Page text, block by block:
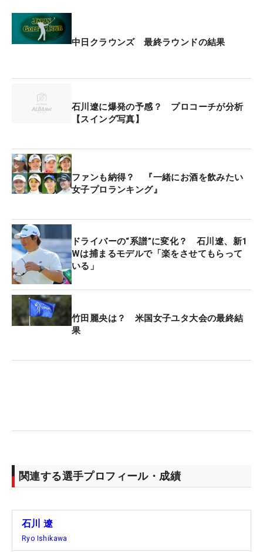
中日クラウンズ 最終ラウンドの結果
石川遼に爆発の予感？ プロコーチが分析
【スイング写真】
ファンも納得？ 『一緒にお酒を飲みたい
女子プロランキング』
ドライバーの“系譜”に変化？ 石川遼、新1
Wは捕まるモデルで「楽をさせてもらって
いる」
竹田麗央は？ 米国女子ユタ大会の最終結
果
関連する選手プロフィール・成績
石川 遼
Ryo Ishikawa